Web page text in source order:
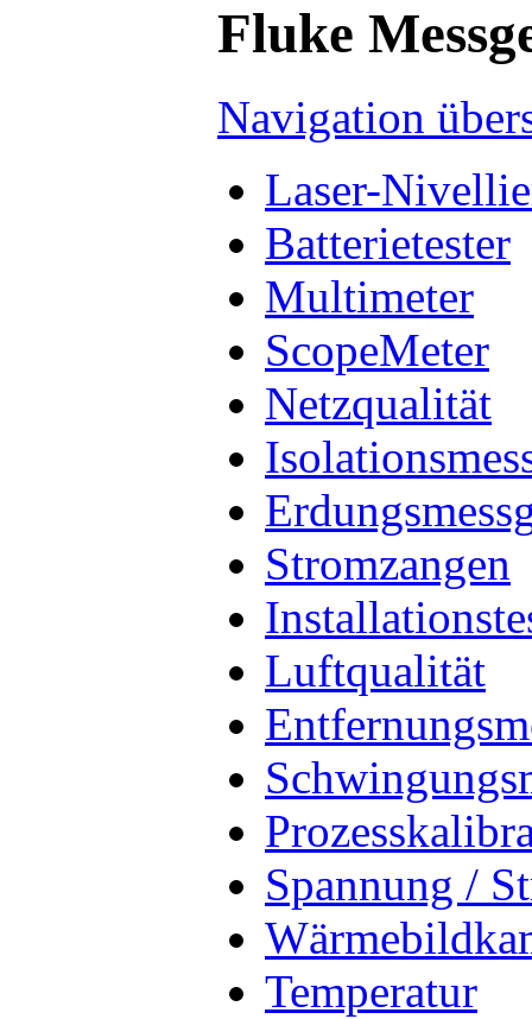
Fluke
Navigation
Laser-
Batterietester
Multimeter
ScopeMeter
Netzqualität
Stromzangen
Luftqualität
Spannung /
Temperatur